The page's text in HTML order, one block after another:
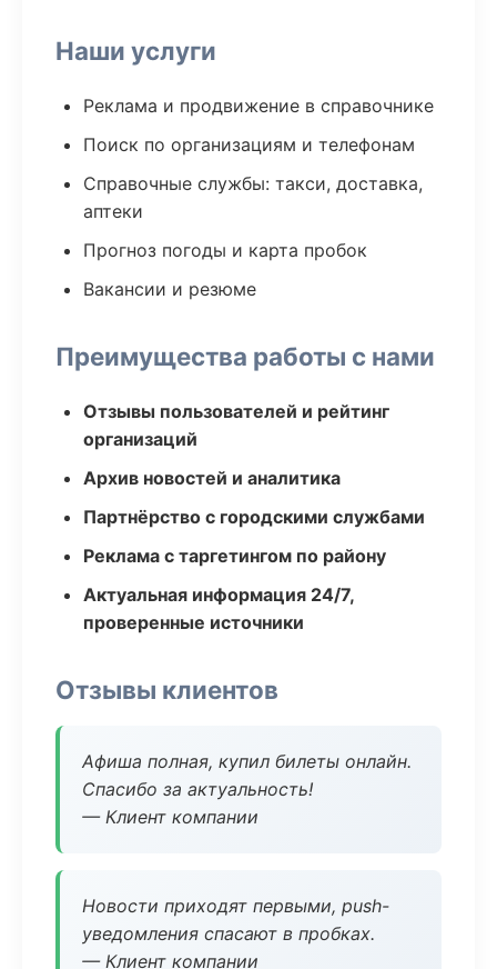
Наши услуги
Реклама и продвижение в справочнике
Поиск по организациям и телефонам
Справочные службы: такси, доставка,
аптеки
Прогноз погоды и карта пробок
Вакансии и резюме
Преимущества работы с нами
Отзывы пользователей и рейтинг
организаций
Архив новостей и аналитика
Партнёрство с городскими службами
Реклама с таргетингом по району
Актуальная информация 24/7,
проверенные источники
Отзывы клиентов
Афиша полная, купил билеты онлайн.
Спасибо за актуальность!
— Клиент компании
Новости приходят первыми, push-
уведомления спасают в пробках.
— Клиент компании